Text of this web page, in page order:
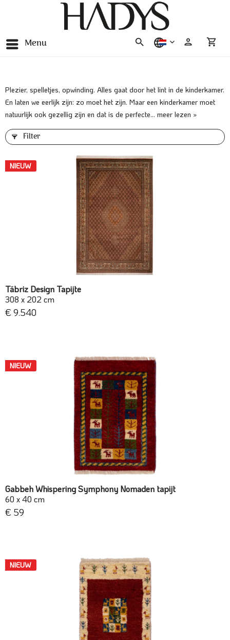
Menu nederlands
Plezier, spelletjes, opwinding. Alles gaat door het lint in de kinderkamer.
En laten we eerlijk zijn: zo moet het zijn. Maar een kinderkamer moet
natuurlijk ook gezellig zijn en dat is de perfecte... meer lezen »
Filter
NIEUW
Täbriz Design Tapijte
308 x 202 cm
€ 9.540
NIEUW
Gabbeh Whispering Symphony Nomaden tapijt
60 x 40 cm
€ 59
NIEUW